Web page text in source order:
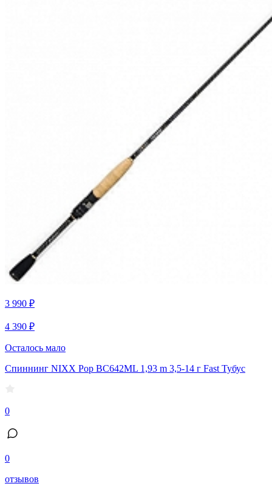
3 990 ₽
4 390 ₽
Осталось мало
Спиннинг NIXX Pop BC642ML 1,93 m 3,5-14 г Fast Тубус
0
0
отзывов